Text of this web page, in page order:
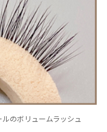
のボリュームラッシュ